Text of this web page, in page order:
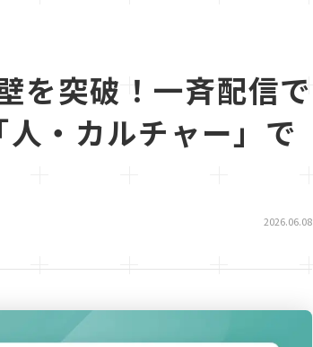
を突破！一斉配信で
・カルチャー」で
2026.06.08